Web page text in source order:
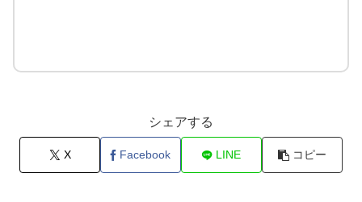
シェアする
X Facebook LINE コピー